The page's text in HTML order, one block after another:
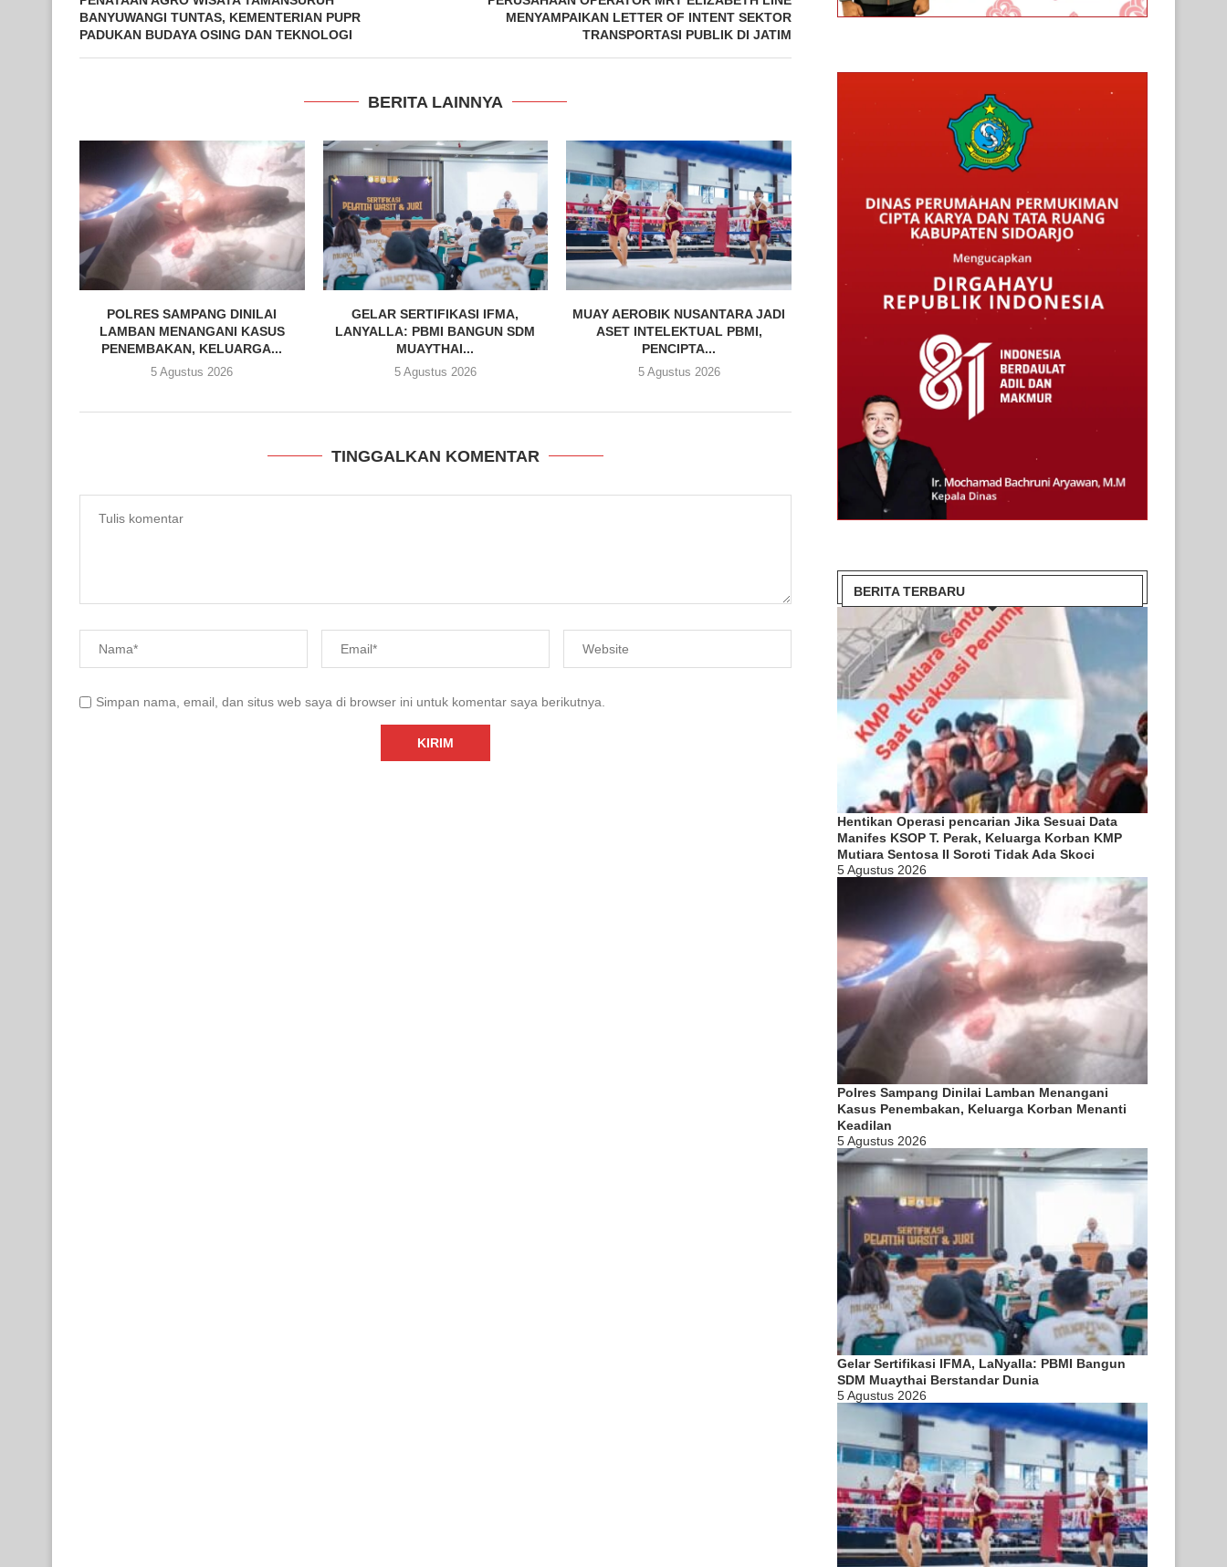
BANYUWANGI TUNTAS, KEMENTERIAN PUPR
PADUKAN BUDAYA OSING DAN TEKNOLOGI
MENYAMPAIKAN LETTER OF INTENT SEKTOR
TRANSPORTASI PUBLIK DI JATIM
BERITA LAINNYA
POLRES SAMPANG DINILAI
LAMBAN MENANGANI KASUS
PENEMBAKAN, KELUARGA...
5 Agustus 2026
GELAR SERTIFIKASI IFMA,
LANYALLA: PBMI BANGUN SDM
MUAYTHAI...
5 Agustus 2026
MUAY AEROBIK NUSANTARA JADI
ASET INTELEKTUAL PBMI,
PENCIPTA...
5 Agustus 2026
TINGGALKAN KOMENTAR
Simpan nama, email, dan situs web saya di browser ini untuk komentar saya berikutnya.
BERITA TERBARU
Hentikan Operasi pencarian Jika Sesuai Data
Manifes KSOP T. Perak, Keluarga Korban KMP
Mutiara Sentosa II Soroti Tidak Ada Skoci
5 Agustus 2026
Polres Sampang Dinilai Lamban Menangani
Kasus Penembakan, Keluarga Korban Menanti
Keadilan
5 Agustus 2026
Gelar Sertifikasi IFMA, LaNyalla: PBMI Bangun
SDM Muaythai Berstandar Dunia
5 Agustus 2026